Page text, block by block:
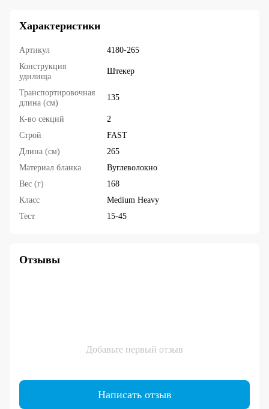
Характеристики
Артикул
4180-265
Конструкция
удилища
Штекер
Транспортировочная
длина (см)
135
К-во секций
2
Строй
FAST
Длина (см)
265
Материал бланка
Вуглеволокно
Вес (г)
168
Класс
Medium Heavy
Тест
15-45
Отзывы
Добавьте первый отзыв
Написать отзыв